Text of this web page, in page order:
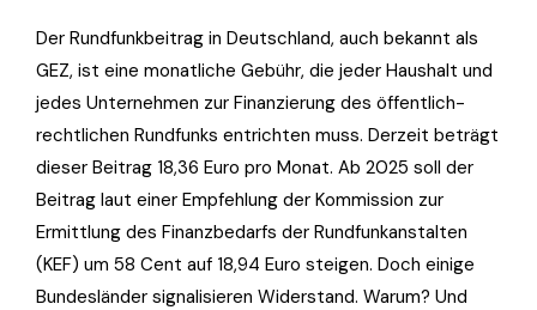
Der Rundfunkbeitrag in Deutschland, auch bekannt als
GEZ, ist eine monatliche Gebühr, die jeder Haushalt und
jedes Unternehmen zur Finanzierung des öffentlich-
rechtlichen Rundfunks entrichten muss. Derzeit beträgt
dieser Beitrag 18,36 Euro pro Monat. Ab 2025 soll der
Beitrag laut einer Empfehlung der Kommission zur
Ermittlung des Finanzbedarfs der Rundfunkanstalten
(KEF) um 58 Cent auf 18,94 Euro steigen. Doch einige
Bundesländer signalisieren Widerstand. Warum? Und